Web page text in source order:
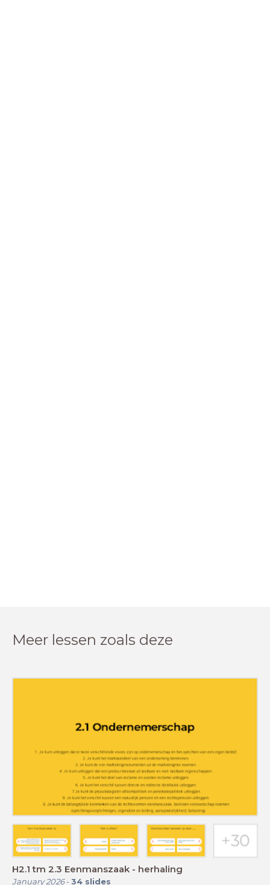
Meer lessen zoals deze
H2.1 tm 2.3 Eenmanszaak - herhaling
January 2026- 34 slides